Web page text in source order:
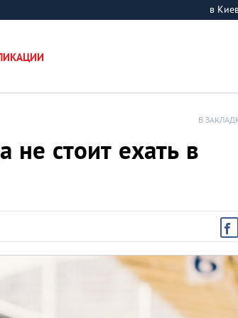
в
В
не стоит ехать в
Крепости-замки
ТОП-10 самых